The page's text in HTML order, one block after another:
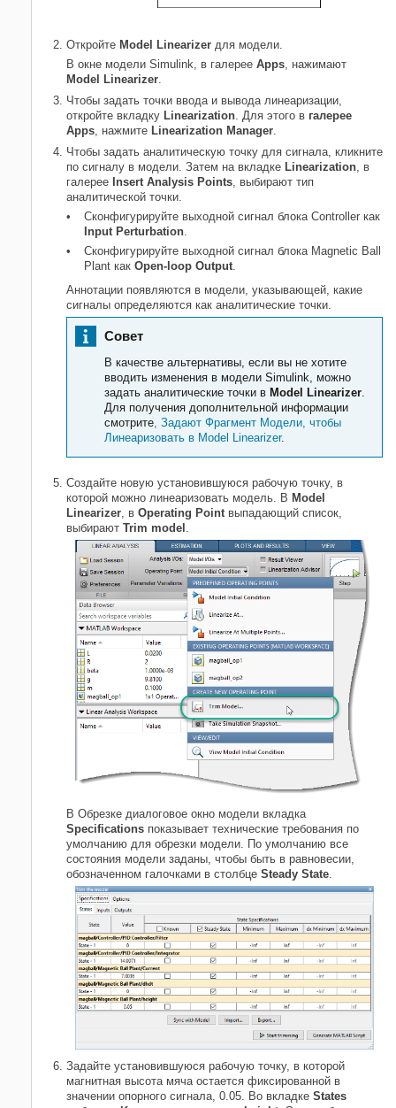
Откройте Model Linearizer для модели.
В окне модели Simulink, в галерее Apps , нажимают
Model Linearizer
Чтобы задать точки ввода и вывода линеаризации,
откройте вкладку Linearization . Для этого в галерее
Apps , нажмите Linearization Manager
Чтобы задать аналитическую точку для сигнала, кликните
по сигналу в модели. Затем на вкладке Linearization , в
галерее Insert Analysis Points , выбирают тип
аналитической точки.
Сконфигурируйте выходной сигнал блока Controller как
Input Perturbation
Сконфигурируйте выходной сигнал блока Magnetic Ball
Plant как Open-loop Output
Аннотации появляются в модели, указывающей, какие
сигналы определяются как аналитические точки.
Совет
В качестве альтернативы, если вы не хотите
вводить изменения в модели Simulink, можно
задать аналитические точки в Model Linearizer
Для получения дополнительной информации
смотрите , Задают Фрагмент Модели, чтобы
Линеаризовать в Model Linearizer.
Создайте новую установившуюся рабочую точку, в
которой можно линеаризовать модель. В Model
Linearizer , в Operating Point выпадающий список,
выбирают Trim model
В Обрезке диалоговое окно модели вкладка
Specifications показывает технические требования по
умолчанию для обрезки модели. По умолчанию все
состояния модели заданы, чтобы быть в равновесии,
обозначенном галочками в столбце Steady State
Задайте установившуюся рабочую точку, в которой
магнитная высота мяча остается фиксированной в
значении опорного сигнала, 0.05. Во вкладке States